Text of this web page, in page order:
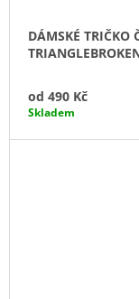
DÁMSKÉ TRIČKO
od 490 Kč
Skladem